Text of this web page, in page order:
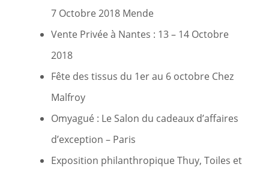
7 Octobre 2018 Mende
Vente Privée à Nantes : 13 – 14 Octobre
2018
Fête des tissus du 1er au 6 octobre Chez
Malfroy
Omyagué : Le Salon du cadeaux d’affaires
d’exception – Paris
Exposition philanthropique Thuy, Toiles et